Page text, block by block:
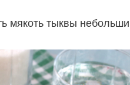
мякоть тыквы